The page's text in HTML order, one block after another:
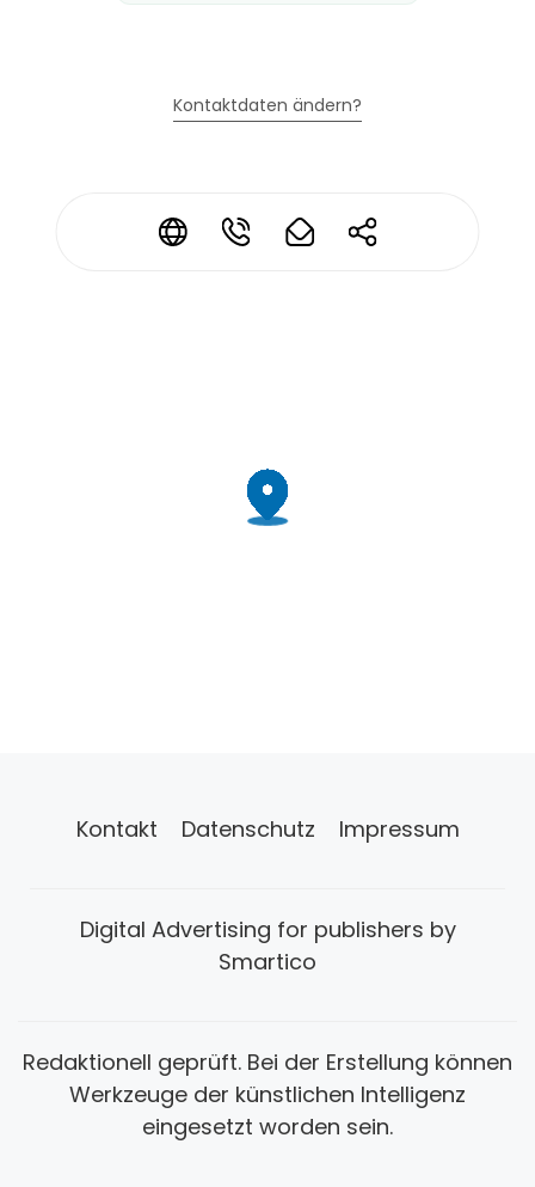
* * * *
Kontaktdaten ändern?
Kontakt Datenschutz Impressum
Digital Advertising for publishers by
Smartico
Redaktionell geprüft. Bei der Erstellung können
Werkzeuge der künstlichen Intelligenz
eingesetzt worden sein.